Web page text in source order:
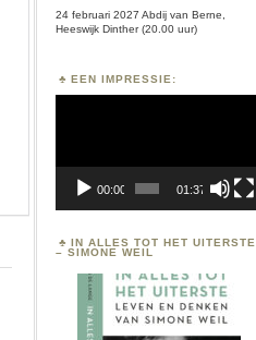
24 februari 2027 Abdij van Berne,
Heeswijk Dinther (20.00 uur)
EEN IMPRESSIE:
00:00 01:37
IN ALLES TOT HET UITERSTE
– SIMONE WEIL